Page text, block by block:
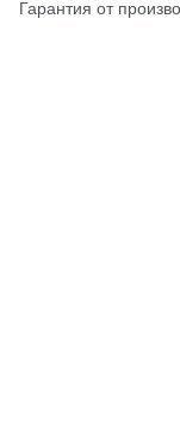
Гарантия от